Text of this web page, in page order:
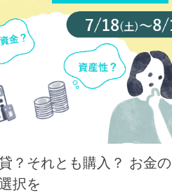
？それとも購入？ お金
択を